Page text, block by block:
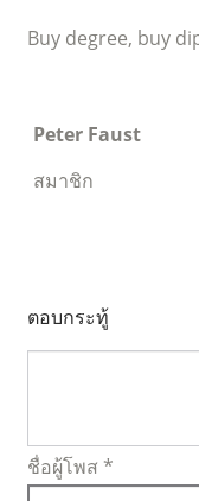
Buy degree, buy
Peter Faust
สมาชิก
ตอบกระทู้
ชื่อผู้โพส *